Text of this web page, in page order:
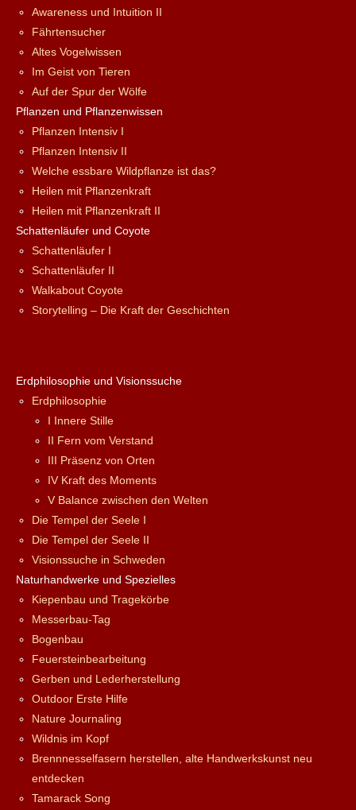
Awareness und Intuition II
Fährtensucher
Altes Vogelwissen
Im Geist von Tieren
Auf der Spur der Wölfe
Pflanzen und Pflanzenwissen
Pflanzen Intensiv I
Pflanzen Intensiv II
Welche essbare Wildpflanze ist das?
Heilen mit Pflanzenkraft
Heilen mit Pflanzenkraft II
Schattenläufer und Coyote
Schattenläufer I
Schattenläufer II
Walkabout Coyote
Storytelling – Die Kraft der Geschichten
Erdphilosophie und Visionssuche
Erdphilosophie
I Innere Stille
II Fern vom Verstand
III Präsenz von Orten
IV Kraft des Moments
V Balance zwischen den Welten
Die Tempel der Seele I
Die Tempel der Seele II
Visionssuche in Schweden
Naturhandwerke und Spezielles
Kiepenbau und Tragekörbe
Messerbau-Tag
Bogenbau
Feuersteinbearbeitung
Gerben und Lederherstellung
Outdoor Erste Hilfe
Nature Journaling
Wildnis im Kopf
Brennnesselfasern herstellen, alte Handwerkskunst neu
entdecken
Tamarack Song